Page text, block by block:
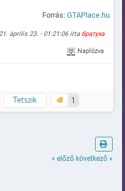
Forrás: GTAPlace.hu
április 23. - 01:21:06 írta братуха
Naplózva
Tetszik 1
« előző következő »